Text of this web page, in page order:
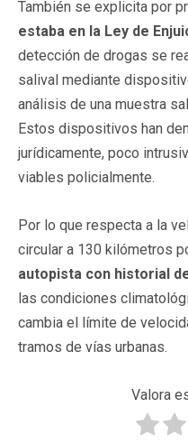
También se explicita por
estaba en la Ley de
detección de drogas se
salival mediante
análisis de una muestra
Estos dispositivos han
jurídicamente, poco
viables policialmente.
Por lo que respecta a la
circular a 130 kilómetros
autopista con historial
las condiciones
cambia el límite de
tramos de vías urbanas.
Valora